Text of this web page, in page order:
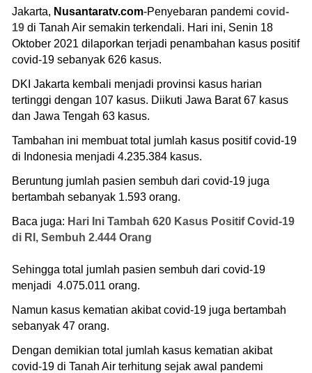
Jakarta, Nusantaratv.com-Penyebaran pandemi covid-
19 di Tanah Air semakin terkendali. Hari ini, Senin 18
Oktober 2021 dilaporkan terjadi penambahan kasus positif
covid-19 sebanyak 626 kasus.
DKI Jakarta kembali menjadi provinsi kasus harian
tertinggi dengan 107 kasus. Diikuti Jawa Barat 67 kasus
dan Jawa Tengah 63 kasus.
Tambahan ini membuat total jumlah kasus positif covid-19
di Indonesia menjadi 4.235.384 kasus.
Beruntung jumlah pasien sembuh dari covid-19 juga
bertambah sebanyak 1.593 orang.
Baca juga: Hari Ini Tambah 620 Kasus Positif Covid-19
di RI, Sembuh 2.444 Orang
Sehingga total jumlah pasien sembuh dari covid-19
menjadi 4.075.011 orang.
Namun kasus kematian akibat covid-19 juga bertambah
sebanyak 47 orang.
Dengan demikian total jumlah kasus kematian akibat
covid-19 di Tanah Air terhitung sejak awal pandemi